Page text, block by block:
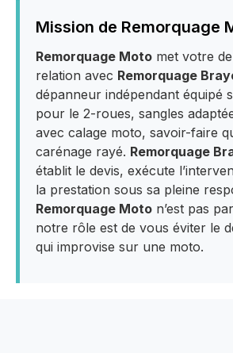
Mission de Remorquage
Remorquage Moto met votre
relation avec Remorquage
dépanneur indépendant équipé
pour le 2-roues, sangles
avec calage moto, savoir-faire
carénage rayé. Remorquage
établit le devis, exécute
la prestation sous sa pleine
Remorquage Moto n’est pas
notre rôle est de vous éviter le
qui improvise sur une moto.